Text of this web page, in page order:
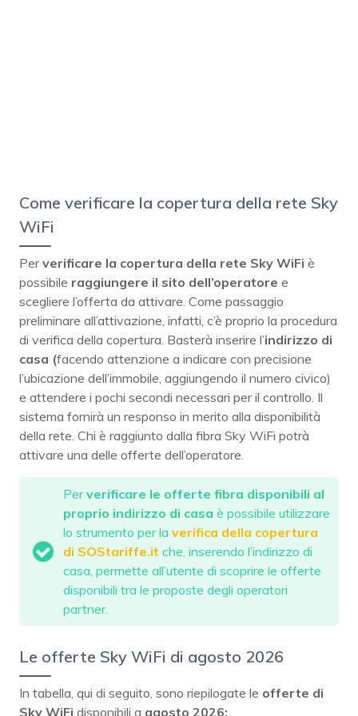
Come verificare la copertura della rete Sky
WiFi
Perverificare la copertura della rete Sky WiFi è
possibile raggiungere il sito dell’operatore e
scegliere l’offerta da attivare. Come passaggio
preliminare all’attivazione, infatti, c’è proprio la procedura
di verifica della copertura. Basterà inserire l’indirizzo di
casa (facendo attenzione a indicare con precisione
l’ubicazione dell’immobile, aggiungendo il numero civico)
e attendere i pochi secondi necessari per il controllo. Il
sistema fornirà un responso in merito alla disponibilità
della rete. Chi è raggiunto dalla fibra Sky WiFi potrà
attivare una delle offerte dell’operatore.
Perverificare le offerte fibra disponibili al
proprio indirizzo di casa è possibile utilizzare
lo strumento per la verifica della copertura
di SOStariffe.it che, inserendo l’indirizzo di
casa, permette all’utente di scoprire le offerte
disponibili tra le proposte degli operatori
partner.
Le offerte Sky WiFi di agosto 2026
In tabella, qui di seguito, sono riepilogate le offerte di
Sky WiFi disponibili a agosto 2026: